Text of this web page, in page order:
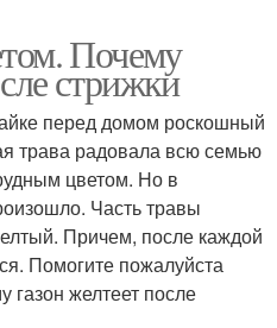
Почему
стрижки
перед домом роскошный
трава радовала всю семью
цветом. Но в
Часть травы
Причем, после каждой
Помогите пожалуйста
газон желтеет после